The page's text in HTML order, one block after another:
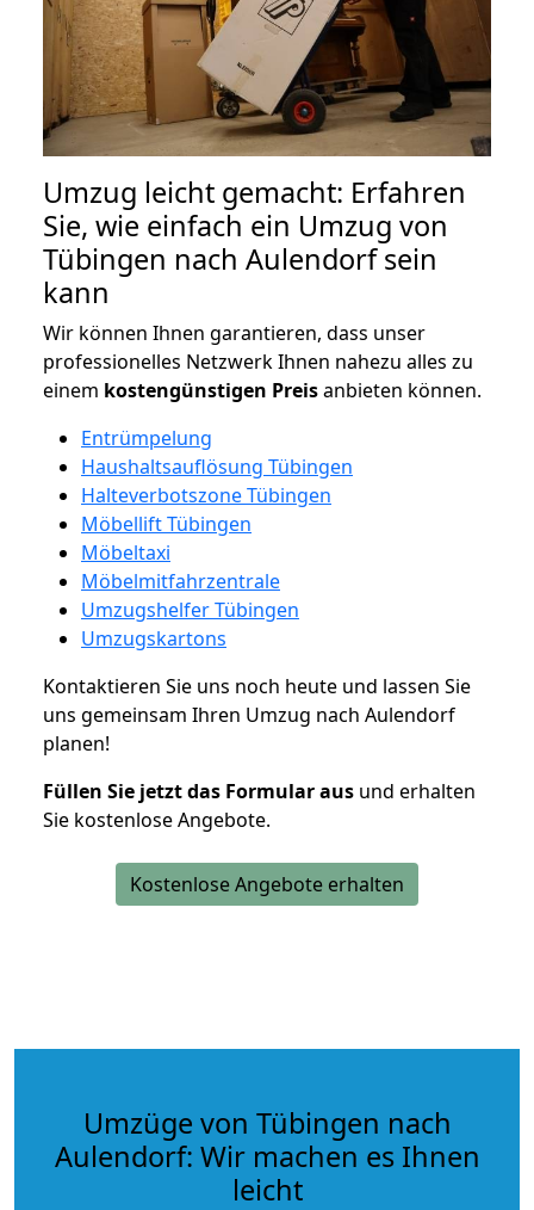
Umzug leicht gemacht: Erfahren
Sie, wie einfach ein Umzug von
Tübingen nach Aulendorf sein
kann
Wir können Ihnen garantieren, dass unser
professionelles Netzwerk Ihnen nahezu alles zu
einem kostengünstigen Preisanbieten können.
Entrümpelung
Haushaltsauflösung Tübingen
Halteverbotszone Tübingen
Möbellift Tübingen
Möbeltaxi
Möbelmitfahrzentrale
Umzugshelfer Tübingen
Umzugskartons
Kontaktieren Sie uns noch heute und lassen Sie
uns gemeinsam Ihren Umzug nach Aulendorf
planen!
Füllen Sie jetzt das Formular aus und erhalten
Sie kostenlose Angebote.
Kostenlose Angebote erhalten
Umzüge von Tübingen nach
Aulendorf: Wir machen es Ihnen
leicht